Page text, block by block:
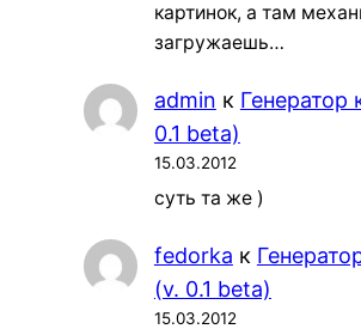
картинок, а там
загружаешь…
admin к Генератор
0.1 beta)
15.03.2012
суть та же )
fedorka к
(v. 0.1 beta)
15.03.2012